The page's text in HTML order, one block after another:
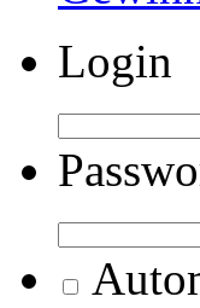
Login